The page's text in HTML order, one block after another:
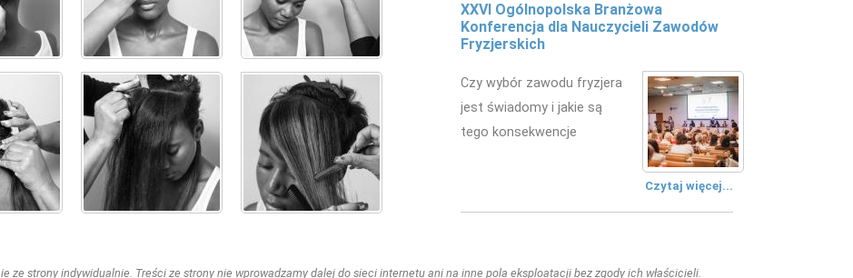
XXVI Ogólnopolska Branżowa
Konferencja dla Nauczycieli Zawodów
Fryzjerskich
Czy wybór zawodu fryzjera
jest świadomy i jakie są
tego konsekwencje
Czytaj więcej...
ze strony indywidualnie. Treści ze strony nie wprowadzamy dalej do sieci internetu ani na inne pola eksploatacji bez zgody ich właścicieli.